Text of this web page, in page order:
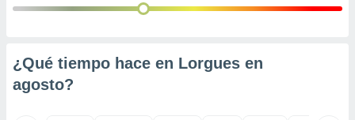
un
¿Qué tiempo hace en Lorgues en
agosto?